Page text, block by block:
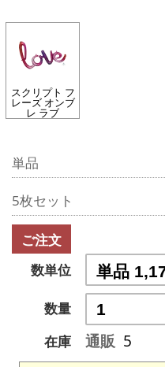
スクリプト フ
レーズ オンブ
レ ラブ
単品
5枚セット
ご注文
数単位
数量
在庫
通販 5